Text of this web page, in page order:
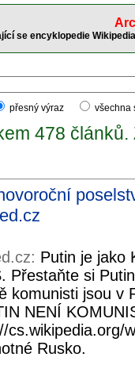
se encyklopedie
přesný výraz
478
Putin je jako
Přestaňte si
komunisti jsou v
NENÍ
cs.wikipedia.org/
Rusko.